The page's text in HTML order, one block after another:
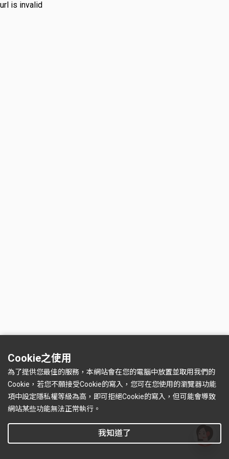
url is invalid
Cookie之使用
為了提供您最佳的服務，本網站會在您的電腦中放置並取用我們的
Cookie，若您不願接受Cookie的寫入，您可在您使用的瀏覽器功能
項中設定隱私權等級為高，即可拒絕Cookie的寫入，但可能會導致
網站某些功能無法正常執行。
我知道了